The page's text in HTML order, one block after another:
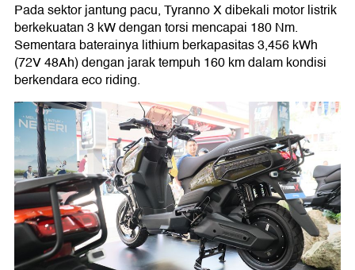
Pada sektor jantung pacu, Tyranno X dibekali motor listrik
berkekuatan 3 kW dengan torsi mencapai 180 Nm.
Sementara baterainya lithium berkapasitas 3,456 kWh
(72V 48Ah) dengan jarak tempuh 160 km dalam kondisi
berkendara eco riding.